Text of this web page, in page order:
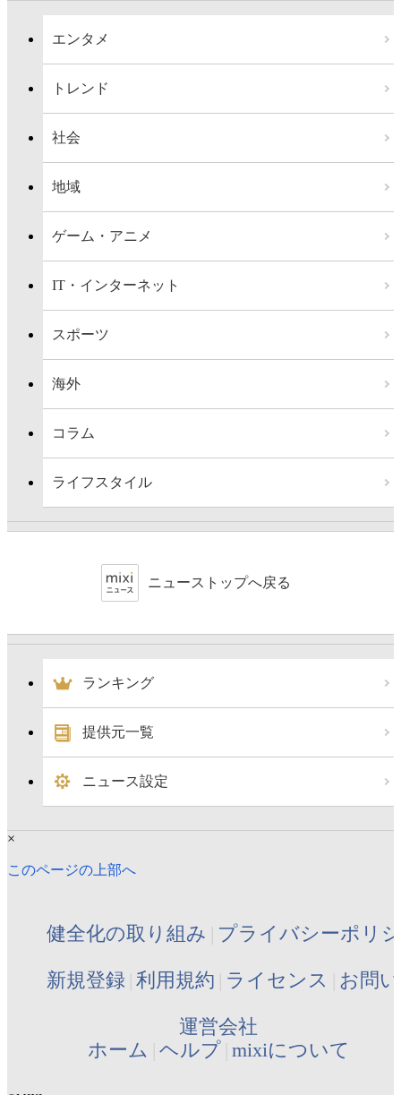
エンタメ
トレンド
社会
地域
ゲーム・アニメ
IT・インターネット
スポーツ
海外
コラム
ライフスタイル
ニューストップへ戻る
ランキング
提供元一覧
ニュース設定
×
このページの上部へ
健全化の取り組み プライバシーポリ
新規登録 利用規約 ライセンス お問
運営会社
ホーム ヘルプ mixiについて